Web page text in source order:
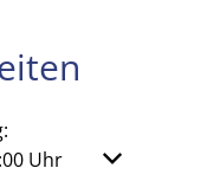
oder
Uhr Von 14:00